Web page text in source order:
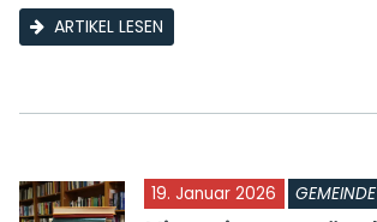
ARTIKEL LESEN
19. Januar 2026 GEMEINDE